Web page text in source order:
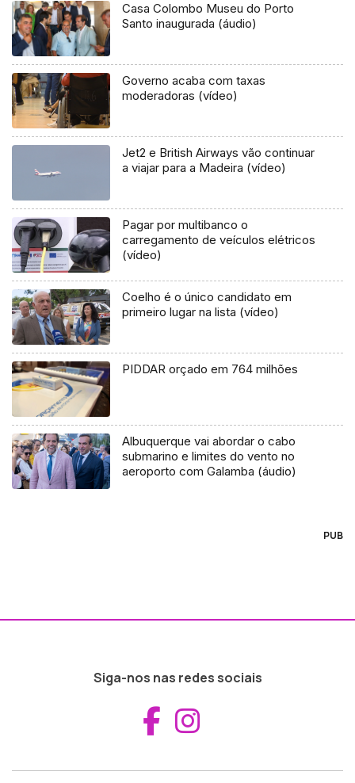
Casa Colombo Museu do Porto
Santo inaugurada (áudio)
Governo acaba com taxas
moderadoras (vídeo)
Jet2 e British Airways vão continuar
a viajar para a Madeira (vídeo)
Pagar por multibanco o
carregamento de veículos elétricos
(vídeo)
Coelho é o único candidato em
primeiro lugar na lista (vídeo)
PIDDAR orçado em 764 milhões
Albuquerque vai abordar o cabo
submarino e limites do vento no
aeroporto com Galamba (áudio)
PUB
Siga-nos nas redes sociais
Aceder ao